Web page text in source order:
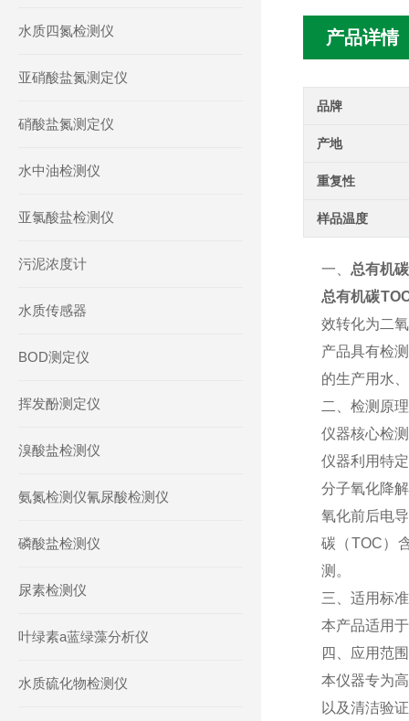
产品详情
品牌
产地
重复性
样品温度
一、 总有机
总有机碳
效转化为二
产品具有检
的生产用水
二、检测原理
仪器核心检
仪器利用特
分子氧化降
氧化前后电
碳（TOC）
测。
三、适用标准
本产品适用
四、应用范围
本仪器专为
以及清洁验
水质四氮检测仪
亚硝酸盐氮测定仪
硝酸盐氮测定仪
水中油检测仪
亚氯酸盐检测仪
污泥浓度计
水质传感器
BOD测定仪
挥发酚测定仪
溴酸盐检测仪
氨氮检测仪氰尿酸检测仪
磷酸盐检测仪
尿素检测仪
叶绿素a蓝绿藻分析仪
水质硫化物检测仪